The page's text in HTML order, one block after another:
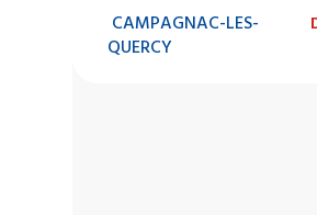
CAMPAGNAC-LES-
QUERCY